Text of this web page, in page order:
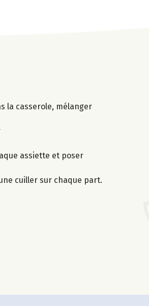
la casserole, mélanger
assiette et poser
cuiller sur chaque part.